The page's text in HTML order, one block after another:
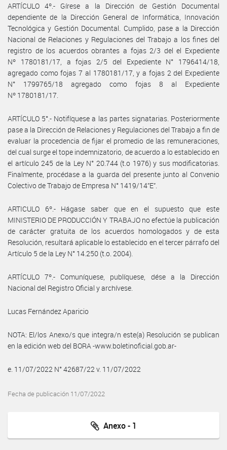
ARTÍCULO 4º.- Gírese a la Dirección de Gestión Documental
dependiente de la Dirección General de Informática, Innovación
Tecnológica y Gestión Documental. Cumplido, pase a la Dirección
Nacional de Relaciones y Regulaciones del Trabajo a los fines del
registro de los acuerdos obrantes a fojas 2/3 del el Expediente
Nº 1780181/17, a fojas 2/5 del Expediente N° 1796414/18,
agregado como fojas 7 al 1780181/17, y a fojas 2 del Expediente
N° 1799765/18 agregado como fojas 8 al Expediente
Nº 1780181/17.
ARTÍCULO 5°.- Notifíquese a las partes signatarias. Posteriormente
pase a la Dirección de Relaciones y Regulaciones del Trabajo a fin de
evaluar la procedencia de fijar el promedio de las remuneraciones,
del cual surge el tope indemnizatorio, de acuerdo a lo establecido en
el artículo 245 de la Ley N° 20.744 (t.o 1976) y sus modificatorias.
Finalmente, procédase a la guarda del presente junto al Convenio
Colectivo de Trabajo de Empresa N° 1419/14”E”.
ARTICULO 6º.- Hágase saber que en el supuesto que este
MINISTERIO DE PRODUCCIÓN Y TRABAJO no efectúe la publicación
de carácter gratuita de los acuerdos homologados y de esta
Resolución, resultará aplicable lo establecido en el tercer párrafo del
Artículo 5 de la Ley N° 14.250 (t.o. 2004).
ARTÍCULO 7º.- Comuníquese, publíquese, dése a la Dirección
Nacional del Registro Oficial y archívese.
Lucas Fernández Aparicio
NOTA: El/los Anexo/s que integra/n este(a) Resolución se publican
en la edición web del BORA -www.boletinoficial.gob.ar-
e. 11/07/2022 N° 42687/22 v. 11/07/2022
Fecha de publicación 11/07/2022
Anexo - 1